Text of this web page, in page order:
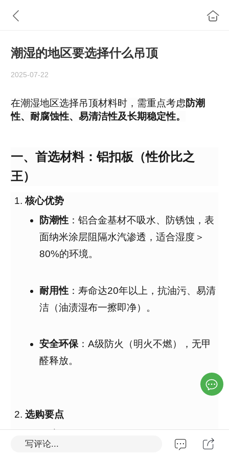
潮湿的地区要选择什么吊顶
2025-07-22
在潮湿地区选择吊顶材料时，需重点考虑防潮
性、耐腐蚀性、易清洁性及长期稳定性。
一、首选材料：铝扣板（性价比之
王）
核心优势
防潮性：铝合金基材不吸水、防锈蚀，表
面纳米涂层阻隔水汽渗透，适合湿度＞
80%的环境。
耐用性：寿命达20年以上，抗油污、易清
洁（油渍湿布一擦即净） 。
安全环保：A级防火（明火不燃），无甲
醛释放。
选购要点
形）
写评论...